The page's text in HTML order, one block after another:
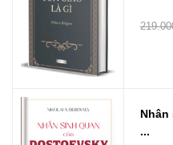
Nhân
...